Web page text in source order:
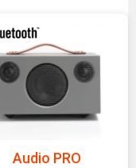
Audio PRO